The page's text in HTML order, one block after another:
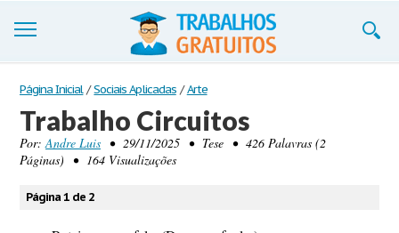
Trabalhos
Cadastre-se
Entre
Blog
Página Inicial / Sociais Aplicadas / Arte
Trabalho Circuitos
Por:Andre Luis • 29/11/2025 • Tese • 426 Palavras (2
Páginas) • 164 Visualizações
Página 1 de 2